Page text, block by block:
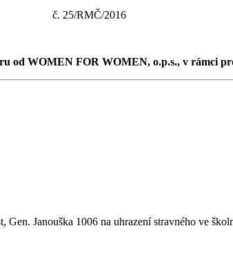
č. 25/RMČ/2016
od WOMEN FOR WOMEN, o.p.s., v rámci
Janouška 1006 na uhrazení stravného ve